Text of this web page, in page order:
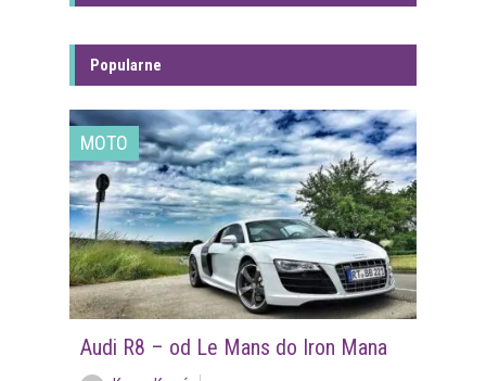
Popularne
MOTO
Audi R8 – od Le Mans do Iron Mana